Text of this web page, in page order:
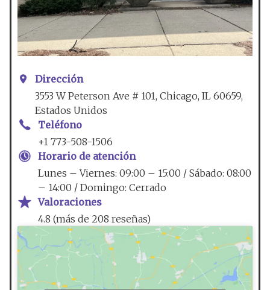
Dirección
3553 W Peterson Ave # 101, Chicago, IL 60659,
Estados Unidos
Teléfono
+1 773-508-1506
Horario de atención
Lunes – Viernes: 09:00 – 15:00 / Sábado: 08:00
– 14:00 / Domingo: Cerrado
Valoraciones
4.8 (más de 208 reseñas)